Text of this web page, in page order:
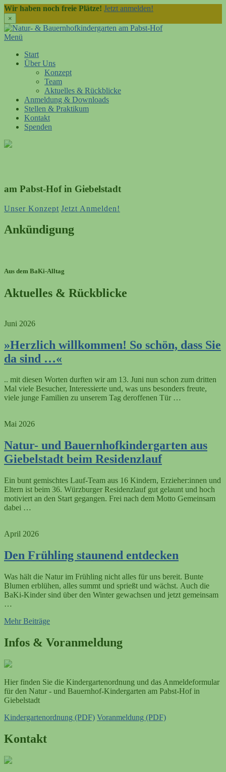
Wir haben noch freie Plätze! Jetzt anmelden!
×
Direkt
zum
Menü
Start
Über Uns
Konzept
Team
Aktuelles & Rückblicke
Anmeldung & Downloads
Stellen & Praktikum
Kontakt
Spenden
am Pabst-Hof in Giebelstadt
Unser Konzept Jetzt Anmelden!
Ankündigung
Aus dem BaKi-Alltag
Aktuelles & Rückblicke
Juni 2026
»Herzlich willkommen! So schön, dass Sie
da sind …«
.. mit diesen Worten durften wir am 13. Juni nun schon zum dritten
Mal viele Besucher, Interessierte und, was uns besonders freute,
viele junge Familien zu unserem Tag deroffenen Tür …
Mai 2026
Natur- und Bauernhofkindergarten aus
Giebelstadt beim Residenzlauf
Ein bunt gemischtes Lauf-Team aus 16 Kindern, Erzieher:innen und
Eltern ist beim 36. Würzburger Residenzlauf gut gelaunt und hoch
motiviert an den Start gegangen. Frei nach dem Motto Gemeinsam
dabei …
April 2026
Den Frühling staunend entdecken
Was hält die Natur im Frühling nicht alles für uns bereit. Bunte
Blumen erblühen, alles summt und sprießt und wächst. Auch die
BaKi-Kinder sind über den Winter gewachsen und jetzt gemeinsam
…
Mehr Beiträge
Infos & Voranmeldung
Hier finden Sie die Kindergartenordnung und das Anmeldeformular
für den Natur - und Bauernhof-Kindergarten am Pabst-Hof in
Giebelstadt
Kindergartenordnung (PDF) Voranmeldung (PDF)
Kontakt